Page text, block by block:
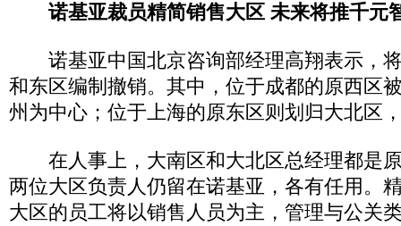
诺基亚裁员精简销售大区 未来将推千元
诺基亚中国北京咨询部经理高翔表示，
和东区编制撤销。其中，位于成都的原西区
州为中心；位于上海的原东区则划归大北区
在人事上，大南区和大北区总经理都是
两位大区负责人仍留在诺基亚，各有任用。
大区的员工将以销售人员为主，管理与公关